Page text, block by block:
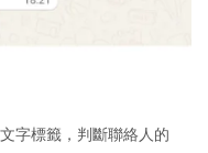
字標籤，判斷聯絡人的